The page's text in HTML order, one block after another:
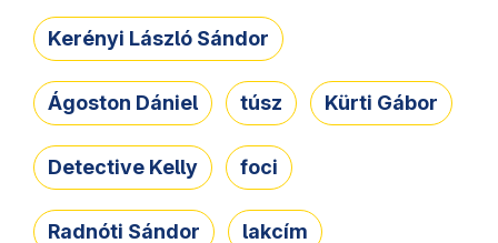
Kerényi László Sándor
Ágoston Dániel túsz Kürti Gábor
Detective Kelly foci
Radnóti Sándor lakcím